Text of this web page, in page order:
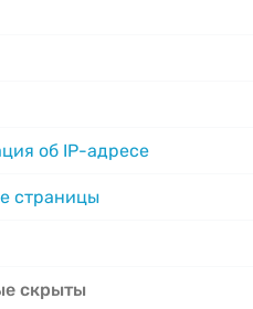
об IP-адресе
страницы
скрыты